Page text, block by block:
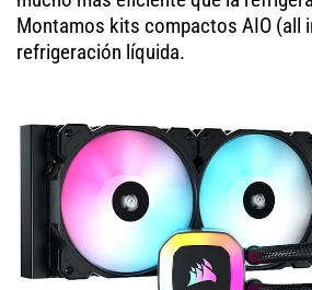
Montamos kits compactos AIO (all
refrigeración líquida.